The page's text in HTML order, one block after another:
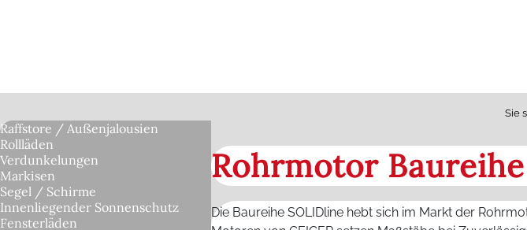
Sie
Raffstore / Außenjalousien
Rollläden
Verdunkelungen
Markisen
Segel / Schirme
Innenliegender Sonnenschutz
Fensterläden
Rohrmotor
Die Baureihe SOLIDline hebt sich im Markt der